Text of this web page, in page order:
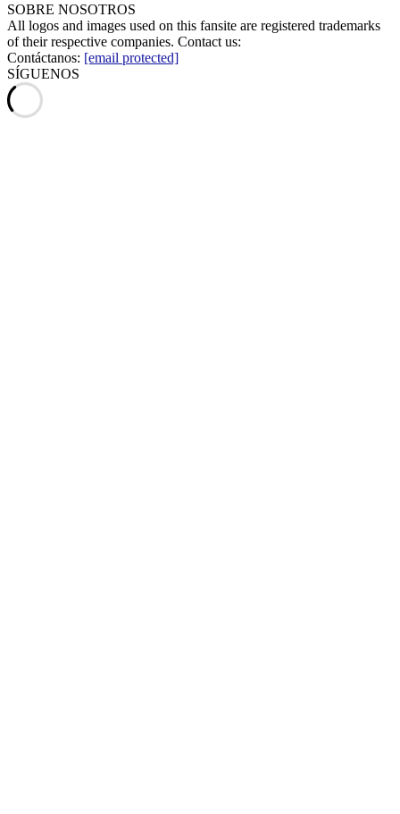
SOBRE NOSOTROS
All logos and images used on this fansite are registered trademarks
of their respective companies. Contact us:
Contáctanos: [email protected]
SÍGUENOS